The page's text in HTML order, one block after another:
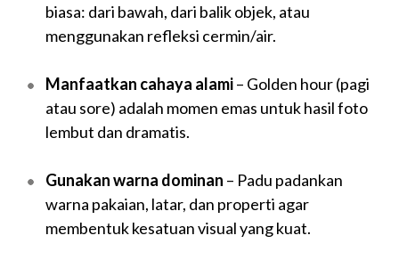
biasa: dari bawah, dari balik objek, atau
menggunakan refleksi cermin/air.
Manfaatkan cahaya alami– Golden hour (pagi
atau sore) adalah momen emas untuk hasil foto
lembut dan dramatis.
Gunakan warna dominan – Padu padankan
warna pakaian, latar, dan properti agar
membentuk kesatuan visual yang kuat.